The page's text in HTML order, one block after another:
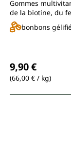
Gommes
de la biotine, du
manganèse, du
bonbons
9,90 €
(66,00 € / kg)